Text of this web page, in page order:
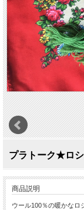
プラトーク★ロ
商品説明
ウール100％の暖かなロ